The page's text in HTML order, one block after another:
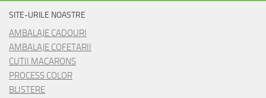
SITE-URILE NOASTRE
AMBALAJE CADOURI
AMBALAJE COFETARII
CUTII MACARONS
PROCESS COLOR
BLISTERE